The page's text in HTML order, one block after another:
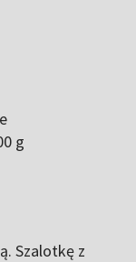
g
Szalotkę z